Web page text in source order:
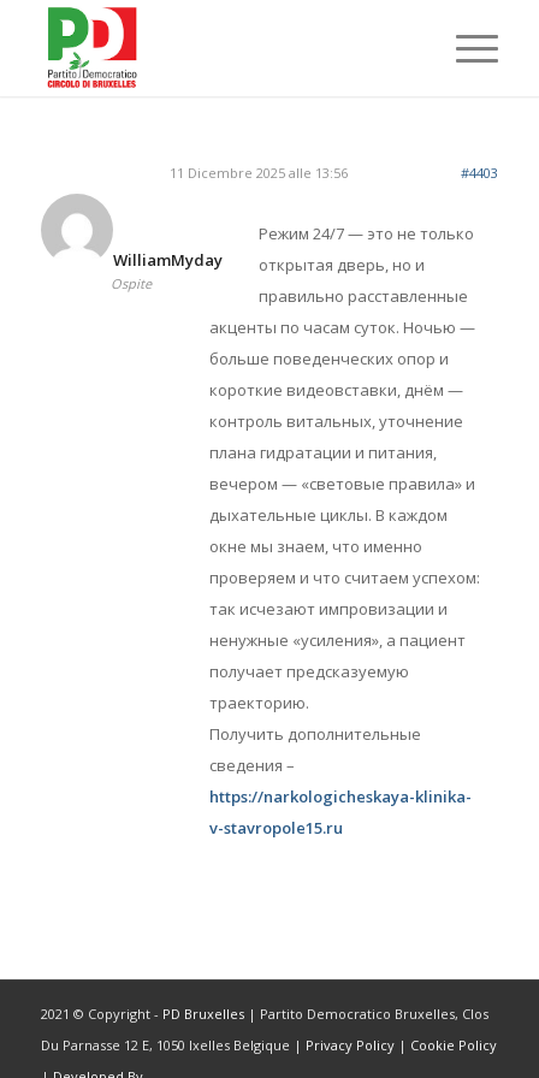
11 Dicembre 2025 alle 13:56 #4403
WilliamMyday
Ospite
Режим 24/7 — это не только
открытая дверь, но и
правильно расставленные
акценты по часам суток. Ночью —
больше поведенческих опор и
короткие видеовставки, днём —
контроль витальных, уточнение
плана гидратации и питания,
вечером — «световые правила» и
дыхательные циклы. В каждом
окне мы знаем, что именно
проверяем и что считаем успехом:
так исчезают импровизации и
ненужные «усиления», а пациент
получает предсказуемую
траекторию.
Получить дополнительные
сведения –
https://narkologicheskaya-klinika-
v-stavropole15.ru
2021 © Copyright - PD Bruxelles| Partito Democratico Bruxelles, Clos
Du Parnasse 12 E, 1050 Ixelles Belgique | Privacy Policy| Cookie Policy